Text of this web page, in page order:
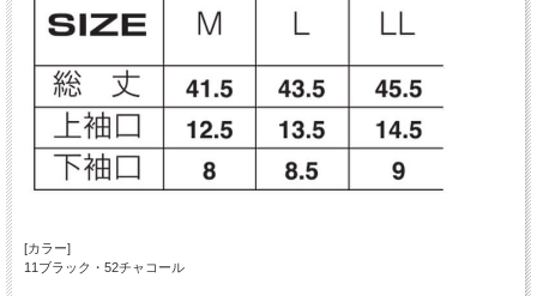
[カラー]
11ブラック・52チャコール